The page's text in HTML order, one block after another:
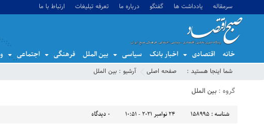
سرمقاله یادداشت ها گفتگو درباره ما تعرفه تبلیغات ارتباط با ما
خانه اقتصادی اخبار بانک سیاسی بین الملل فرهنگی اجتماعی
شما اینجا هستید : صفحه اصلی آرشیو : بین الملل
گروه : بین الملل
شناسه : 158995 24 نوامبر 2021 - 10:51 0 دیدگاه